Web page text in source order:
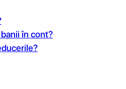
în cont?